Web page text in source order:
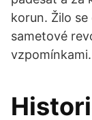
korun. Žilo
sametové
vzpomínkami.